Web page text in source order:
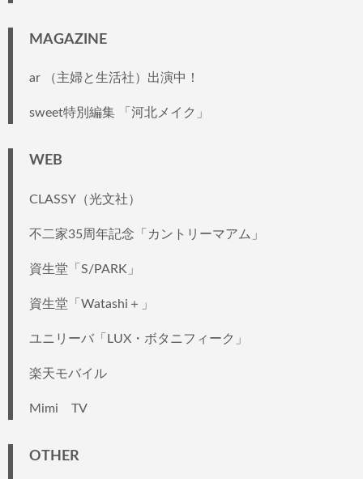
MAGAZINE
ar （主婦と生活社）出演中！
sweet特別編集 「河北メイク」
WEB
CLASSY（光文社）
不二家35周年記念「カントリーマアム」
資生堂「S/PARK」
資生堂「Watashi＋」
ユニリーバ「LUX・ボタニフィーク」
楽天モバイル
Mimi TV
OTHER